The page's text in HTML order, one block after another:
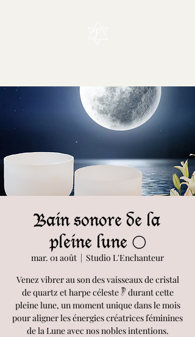
Bain sonore de la
pleine lune 🌕
mar. 01 août
  |
Studio L'Enchanteur
Venez vibrer au son des vaisseaux de cristal
de quartz et harpe céleste 𓏢 durant cette
pleine lune, un moment unique dans le mois
pour aligner les énergies créatrices féminines
de la Lune avec nos nobles intentions.